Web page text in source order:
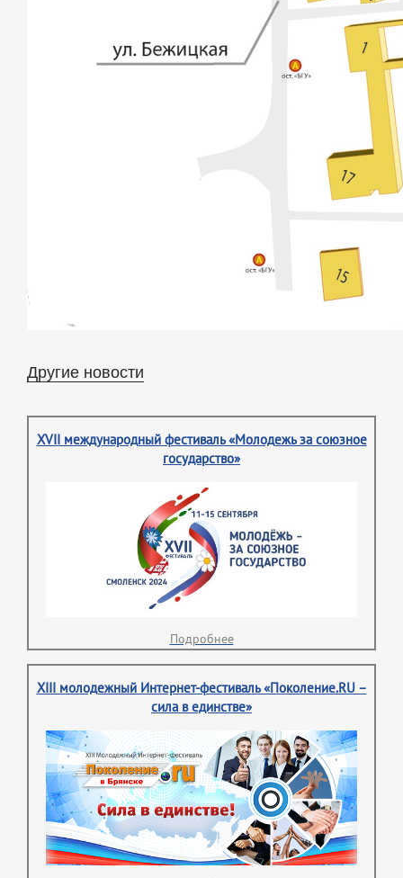
Другие новости
XVII международный фестиваль «Молодежь за союзное
государство»
Подробнее
XIII молодежный Интернет-фестиваль «Поколение.RU –
сила в единстве»